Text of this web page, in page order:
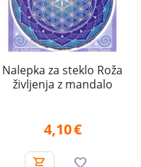
Nalepka za steklo Roža
življenja z mandalo
4,10€